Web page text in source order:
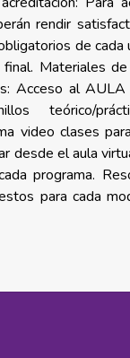
rendir
de cada
Materiales
Acceso al AULA
teórico/
video clases
desde el aula
programa.
para cada